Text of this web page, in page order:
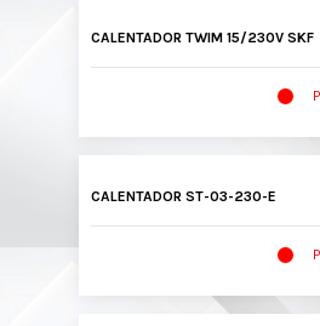
CALENTADOR TWIM 15/230V SKF
CALENTADOR ST-03-230-E